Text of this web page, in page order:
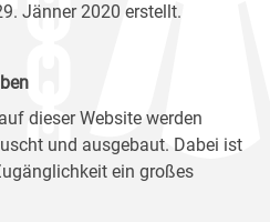
Jänner 2020 erstellt.
dieser Website werden
und ausgebaut. Dabei ist
ein großes